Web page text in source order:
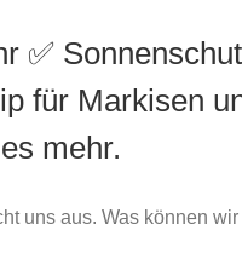
✅
für Markisen
mehr.
uns aus. Was können wir